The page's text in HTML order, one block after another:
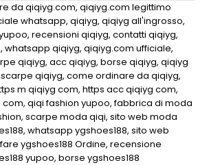
da qiqiyg.com, qiqiyg.com legittimo
whatsapp, qiqiyg, qiqiyg all'ingrosso,
, recensioni qiqiyg, contatti qiqiyg,
, whatsapp qiqiyg, qiqiyg.com ufficiale,
qiqiyg, acc qiqiyg, borse qiqiyg, qiqiyg
scarpe qiqiyg, come ordinare da qiqiyg,
m qiqiyg com, https acc qiqiyg com,
com, qiqi fashion yupoo,fabbrica di moda
, scarpe moda qiqi, sito web moda
, whatsapp ygshoes188, sito web
ygshoes188 Ordine, recensione
yupoo, borse ygshoes188